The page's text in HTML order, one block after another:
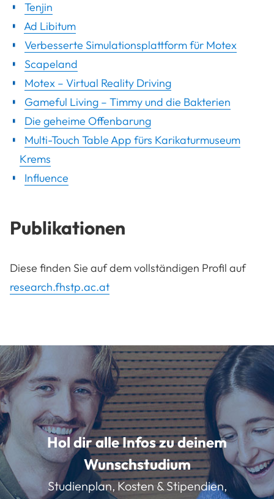
Tenjin
Ad Libitum
Verbesserte Simulationsplattform für Motex
Scapeland
Motex – Virtual Reality Driving
Gameful Living – Timmy und die Bakterien
Die geheime Offenbarung
Multi-Touch Table App fürs Karikaturmuseum
Krems
Influence
Publikationen
Diese finden Sie auf dem vollständigen Profil auf
research.fhstp.ac.at
Hol dir alle Infos zu deinem
Wunschstudium
Studienplan, Kosten & Stipendien,